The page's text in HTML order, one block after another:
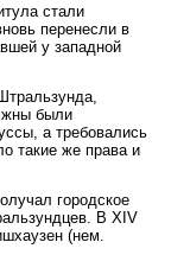
стали
перенесли в
у западной
были
а требовались
такие же права и
городское
В XIV
(нем.